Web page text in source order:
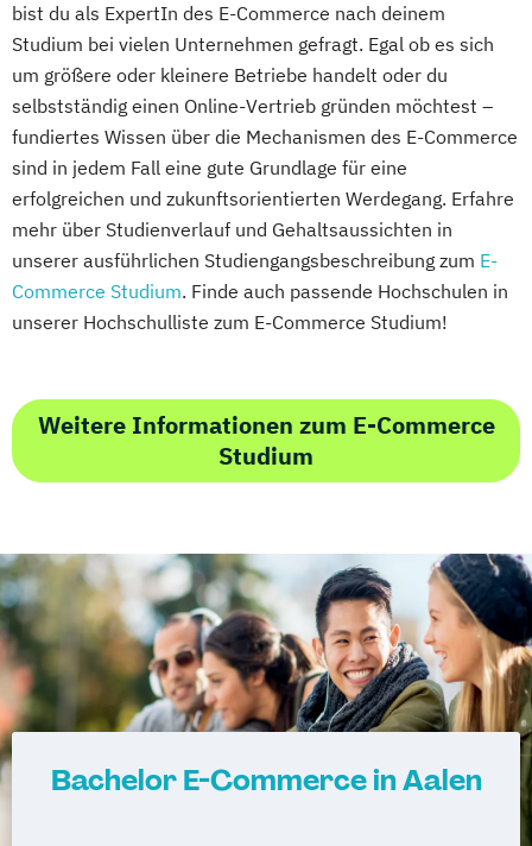
bist du als ExpertIn des E-Commerce nach deinem
Studium bei vielen Unternehmen gefragt. Egal ob es sich
um größere oder kleinere Betriebe handelt oder du
selbstständig einen Online-Vertrieb gründen möchtest –
fundiertes Wissen über die Mechanismen des E-Commerce
sind in jedem Fall eine gute Grundlage für eine
erfolgreichen und zukunftsorientierten Werdegang. Erfahre
mehr über Studienverlauf und Gehaltsaussichten in
unserer ausführlichen Studiengangsbeschreibung zum E-
Commerce Studium. Finde auch passende Hochschulen in
unserer Hochschulliste zum E-Commerce Studium!
Weitere Informationen zum E-Commerce
Studium
Bachelor E-Commerce in Aalen